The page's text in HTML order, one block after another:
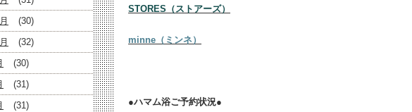
STORES（ストアーズ）
minne（ミンネ）
●ハマム浴ご予約状況●
(30)
(32)
(30)
(31)
(31)